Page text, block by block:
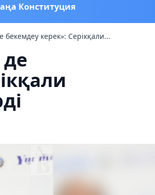
Конституция
бекемдеу керек»: Серікқали...
де